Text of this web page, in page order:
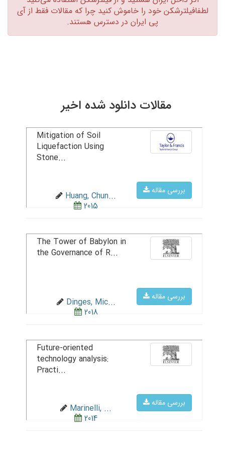
لطفافیلترشکن خود را خاموش کنید چرا که مقالات فقط از آی
پی ایران در دسترس هستند.‏
مقالات دانلود شده اخیر
بررسی مقاله
Mitigation of Soil
Liquefaction Using
Stone...
Huang, Chun...
2015
بررسی مقاله
The Tower of Babylon in
the Governance of R...
Dinges, Mic...
2018
بررسی مقاله
Future-oriented
technology analysis:
Practi...
Marinelli, ...
2014